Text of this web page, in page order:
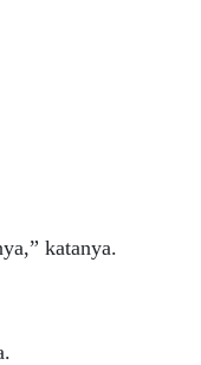
katanya.